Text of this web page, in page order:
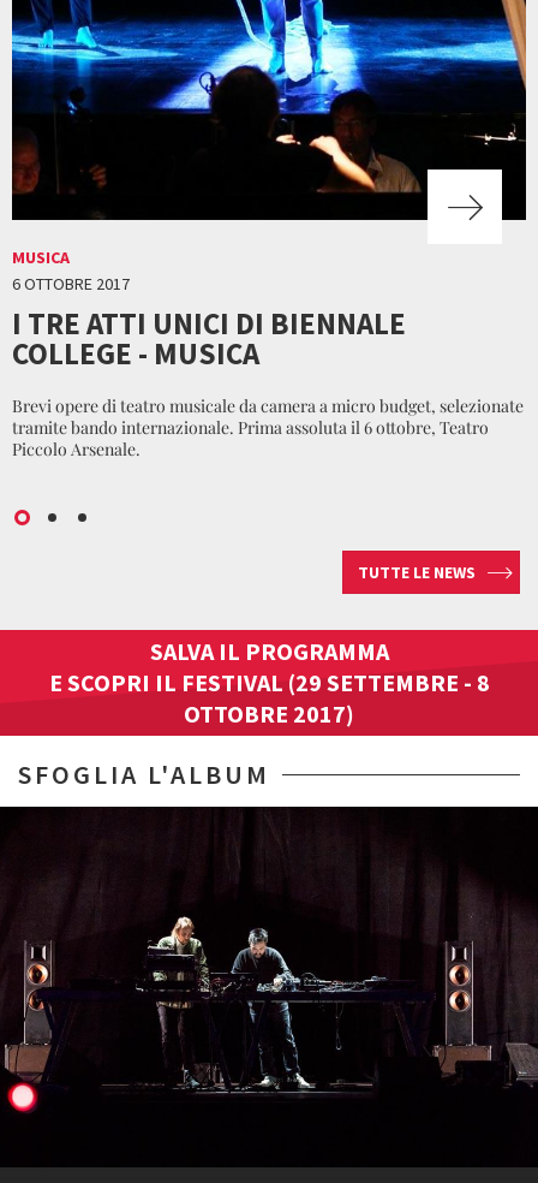
MUSICA
6 OTTOBRE 2017
I TRE ATTI UNICI DI BIENNALE
COLLEGE - MUSICA
Brevi opere di teatro musicale da camera a micro budget, selezionate
tramite bando internazionale. Prima assoluta il 6 ottobre, Teatro
Piccolo Arsenale.
TUTTE LE NEWS
SALVA IL PROGRAMMA
E SCOPRI IL FESTIVAL (29 SETTEMBRE - 8
OTTOBRE 2017)
SFOGLIA L'ALBUM